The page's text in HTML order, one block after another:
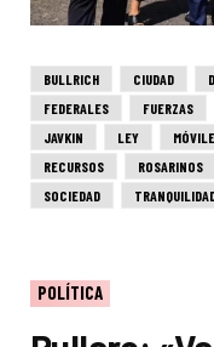
BULLRICH CIUDAD
FEDERALES
FUERZAS
JAVKIN
LEY
RECURSOS
ROSARINOS
SOCIEDAD